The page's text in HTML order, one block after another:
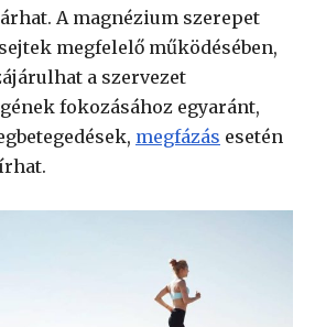
A magnézium szerepet
megfelelő működésében,
a szervezet
fokozásához egyaránt,
megfázás esetén